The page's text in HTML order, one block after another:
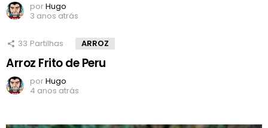
porHugo
3 anos atrás
33 Partilhas ARROZ
Arroz Frito de Peru
porHugo
4 anos atrás